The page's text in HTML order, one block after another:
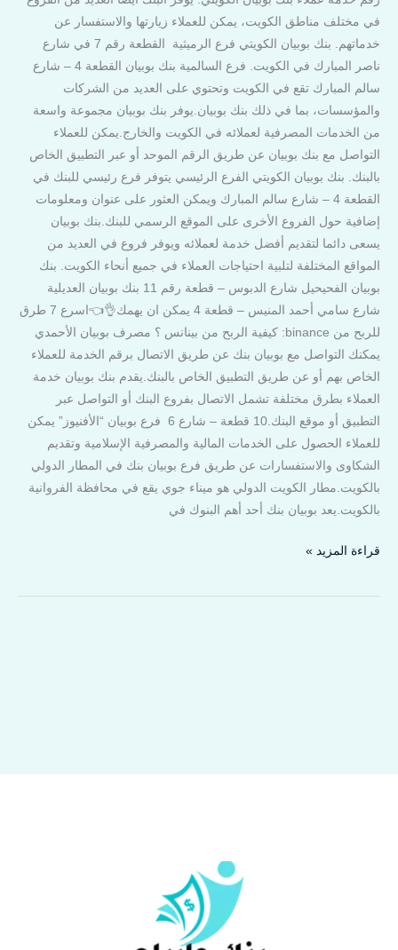
في مختلف مناطق الكويت، يمكن للعملاء زيارتها والاستفسار عن
خدماتهم. بنك بوبيان الكويتي فرع الرميثية القطعة رقم 7 في شارع
ناصر المبارك في الكويت. فرع السالمية بنك بوبيان القطعة 4 – شارع
سالم المبارك تقع في الكويت وتحتوي على العديد من الشركات
والمؤسسات، بما في ذلك بنك بوبيان.يوفر بنك بوبيان مجموعة واسعة
من الخدمات المصرفية لعملائه في الكويت والخارج.يمكن للعملاء
التواصل مع بنك بوبيان عن طريق الرقم الموحد أو عبر التطبيق الخاص
بالبنك. بنك بوبيان الكويتي الفرع الرئيسي يتوفر فرع رئيسي للبنك في
القطعة 4 – شارع سالم المبارك ويمكن العثور على عنوان ومعلومات
إضافية حول الفروع الأخرى على الموقع الرسمي للبنك.بنك بوبيان
يسعى دائما لتقديم أفضل خدمة لعملائه ويوفر فروع في العديد من
المواقع المختلفة لتلبية احتياجات العملاء في جميع أنحاء الكويت. بنك
بوبيان الفحيحيل شارع الدبوس – قطعة رقم 11 بنك بوبيان العديلية
شارع سامي أحمد المنيس – قطعة 4 يمكن ان يهمك👌👈اسرع 7 طرق
للربح من binance: كيفية الربح من بينانس ؟ مصرف بوبيان الأحمدي
يمكنك التواصل مع بوبيان بنك عن طريق الاتصال برقم الخدمة للعملاء
الخاص بهم أو عن طريق التطبيق الخاص بالبنك.يقدم بنك بوبيان خدمة
العملاء بطرق مختلفة تشمل الاتصال بفروع البنك أو التواصل عبر
التطبيق أو موقع البنك.10 قطعة – شارع 6 فرع بوبيان “الأفنيوز” يمكن
للعملاء الحصول على الخدمات المالية والمصرفية الإسلامية وتقديم
الشكاوى والاستفسارات عن طريق فرع بوبيان بنك في المطار الدولي
بالكويت.مطار الكويت الدولي هو ميناء جوي يقع في محافظة الفروانية
بالكويت.يعد بوبيان بنك أحد أهم البنوك في
قراءة المزيد »